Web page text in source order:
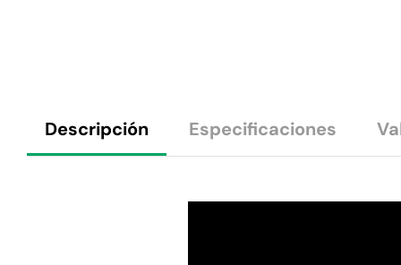
Descripción Especificaciones